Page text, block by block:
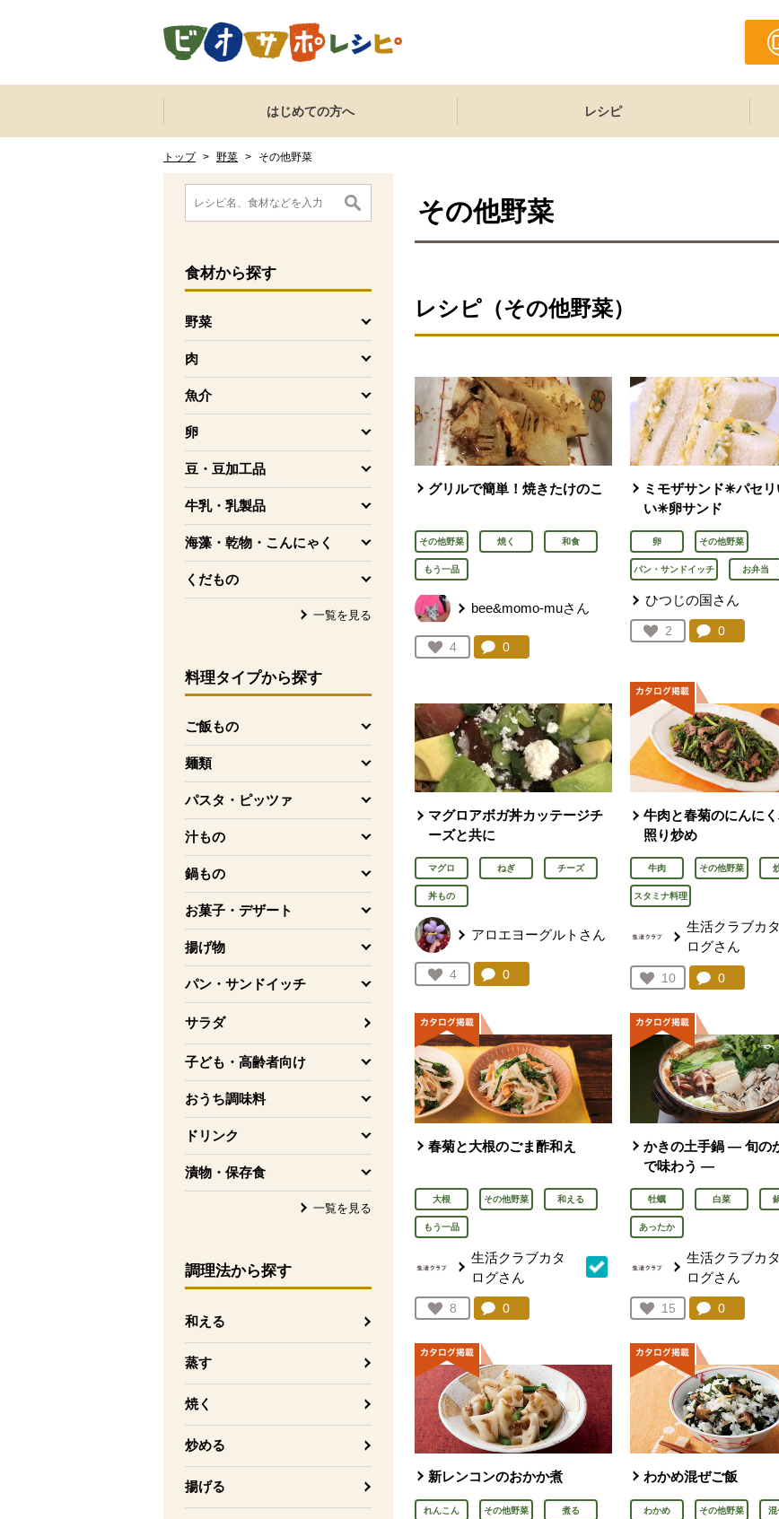
ここからサイト内共通メニューです。
サイト内共通メニューをスキップする
はじめての方へ レシピ
トップ > 野菜 > その他野菜
ここから消費材検索メニューです。
食材から探す
野菜
を開く
肉
を開く
魚介
を開く
卵
を開く
豆・豆加工品
を開く
牛乳・乳製品
を開く
海藻・乾物・こんにゃく
を開く
くだもの
を開く
一覧を見る
料理タイプから探す
ご飯もの
を開く
麺類
を開く
パスタ・ピッツァ
を開く
汁もの
を開く
鍋もの
を開く
お菓子・デザート
を開く
揚げ物
を開く
パン・サンドイッチ
を開く
サラダ
子ども・高齢者向け
を開く
おうち調味料
を開く
ドリンク
を開く
漬物・保存食
を開く
一覧を見る
調理法から探す
和える
蒸す
焼く
炒める
揚げる
消費材検索メニューここまで。
ここから本文です。
その他野菜
レシピ（その他野菜）
グリルで簡単！焼きたけのこ
その他野菜 焼く 和食
もう一品
bee&momo-muさん
お気に入り登録：
4
人が登録
コメント：
0 件。コメントを見る。
ミモザサンド✳︎パセ
い✳︎卵サンド
卵 その他野菜
パン・サンドイッチ お弁当
ひつじの国さん
お気に入り登録：
2
人が登録
コメント：
0件。コメ
マグロアボガ丼カッテージチ
ーズと共に
マグロ ねぎ チーズ
丼もの
アロエヨーグルトさん
お気に入り登録：
4
人が登録
コメント：
0
牛肉と春菊のにんに
照り炒め
牛肉 その他野菜
スタミナ料理
生活クラブカタ
ログさん
お気に入り登録：
10
人が登録
コメント：
0件。コメ
春菊と大根のごま酢和え
大根 その他野菜 和える
もう一品
生活クラブカタ
ログさん
お気に入り登録：
8
人が登録
コメント：
0
かきの土手鍋 ― 旬の
で味わう ―
牡蠣 白菜
あったか
生活クラブカタ
ログさん
お気に入り登録：
15
人が登録
コメント：
0件。コメ
新レンコンのおかか煮
れんこん その他野菜 煮る
わかめ混ぜご飯
わかめ その他野菜 混